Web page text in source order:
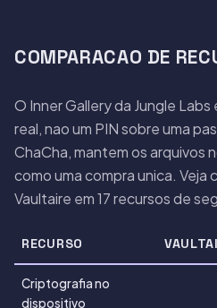
COMPARACAO DE
O Inner Gallery da Jungle
real, nao um PIN sobre uma
ChaCha, mantem os arquivos
como uma compra unica. Veja
Vaultaire em 17 recursos de
RECURSO
Criptografia no
dispositivo